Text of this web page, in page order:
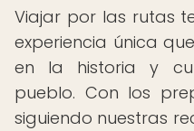
Viajar por las rutas
experiencia única
en la historia y
pueblo. Con los
siguiendo nuestras